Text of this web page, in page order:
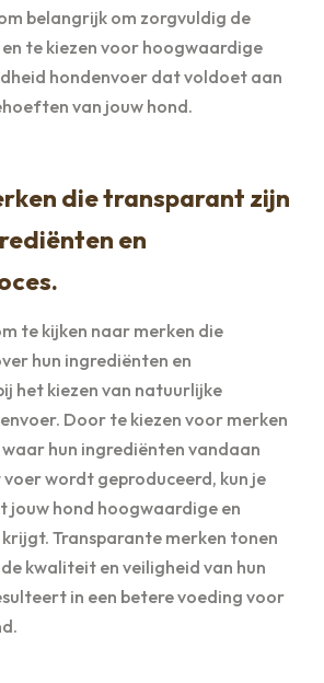
belangrijk om zorgvuldig de
te kiezen voor hoogwaardige
hondenvoer dat voldoet aan
van jouw hond.
die transparant zijn
en
te kijken naar merken die
hun ingrediënten en
het kiezen van natuurlijke
Door te kiezen voor merken
hun ingrediënten vandaan
voer wordt geproduceerd, kun je
jouw hond hoogwaardige en
Transparante merken tonen
kwaliteit en veiligheid van hun
in een betere voeding voor